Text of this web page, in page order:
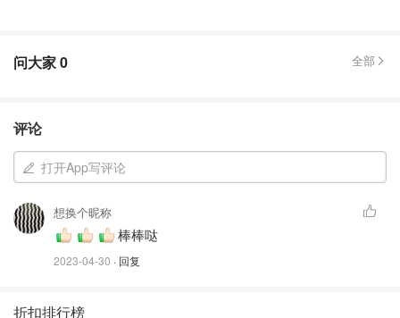
哥的舞蹈视频，帕梅拉，Sunny Zumba, Just Dance, Fit
ring, 有时候在小区花园散步，有时候去小区健身房，有时
候跟着小红书博主跳一些乱七八糟的健身操)
问大家0 全部
评论
打开App写评论
想换个昵称
棒棒哒
2023-04-30 · 回复
折扣排行榜